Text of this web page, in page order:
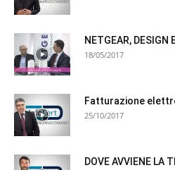
NETGEAR, DESIGN
18/05/2017
Fatturazione
25/10/2017
DOVE AVVIENE LA